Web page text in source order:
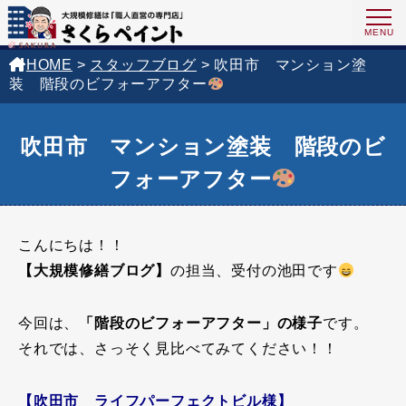
HOME > スタッフブログ > 吹田市 マンション塗
装 階段のビフォーアフター
吹田市 マンション塗装 階段のビ
フォーアフター
こんにちは！！
【大規模修繕ブログ】 の担当、受付の池田です
今回は、 「階段のビフォーアフター」の様子です。
それでは、さっそく見比べてみてください！！
【吹田市 ライフパーフェクトビル様】